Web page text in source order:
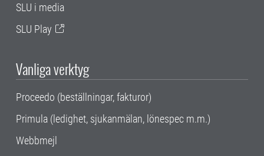
SLU i media
SLU Play
Vanliga verktyg
Proceedo (beställningar, fakturor)
Primula (ledighet, sjukanmälan, lönespec m.m.)
Webbmejl